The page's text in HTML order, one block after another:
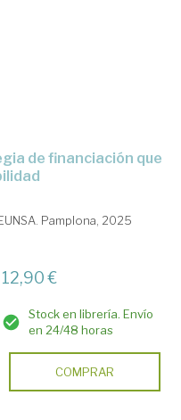
Pamplona, 2025
12,90 €
Stock en librería. Envío
en 24/48 horas
COMPRAR